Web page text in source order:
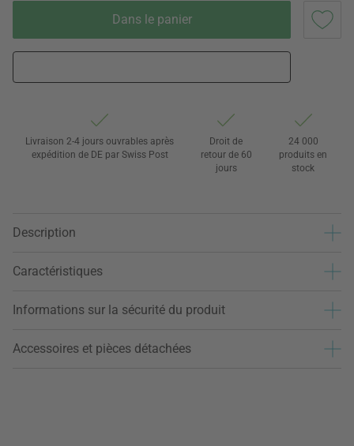
Dans le panier
Livraison 2-4 jours ouvrables après
expédition de DE par Swiss Post
Droit de
retour de 60
jours
24 000
produits en
stock
Description
Caractéristiques
Informations sur la sécurité du produit
Accessoires et pièces détachées